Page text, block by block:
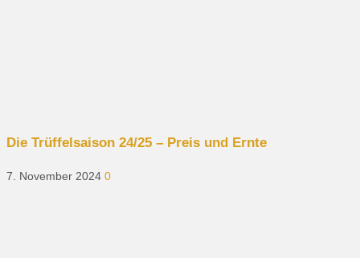
Die Trüffelsaison 24/25 – Preis und Ernte
7. November 2024 0